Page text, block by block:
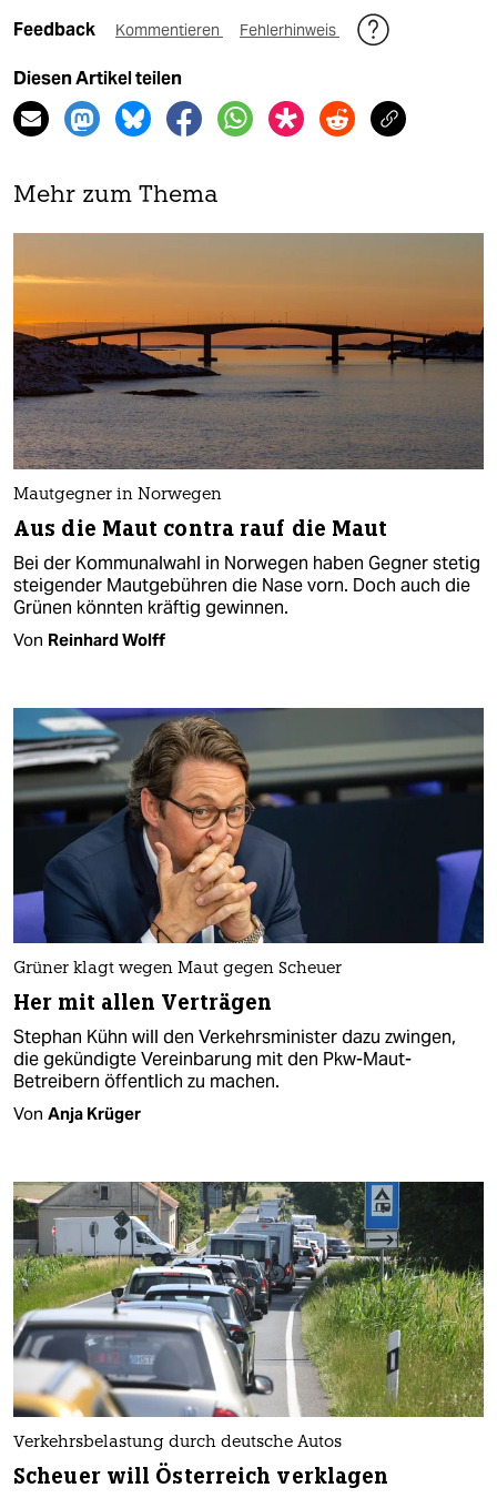
Feedback Kommentieren Fehlerhinweis
Diesen Artikel teilen
Mehr zum Thema
Mautgegner in Norwegen
Aus die Maut contra rauf die Maut
Bei der Kommunalwahl in Norwegen haben Gegner stetig
steigender Mautgebühren die Nase vorn. Doch auch die
Grünen könnten kräftig gewinnen.
Von Reinhard Wolff
Grüner klagt wegen Maut gegen Scheuer
Her mit allen Verträgen
Stephan Kühn will den Verkehrsminister dazu zwingen,
die gekündigte Vereinbarung mit den Pkw-Maut-
Betreibern öffentlich zu machen.
Von Anja Krüger
Verkehrsbelastung durch deutsche Autos
Scheuer will Österreich verklagen